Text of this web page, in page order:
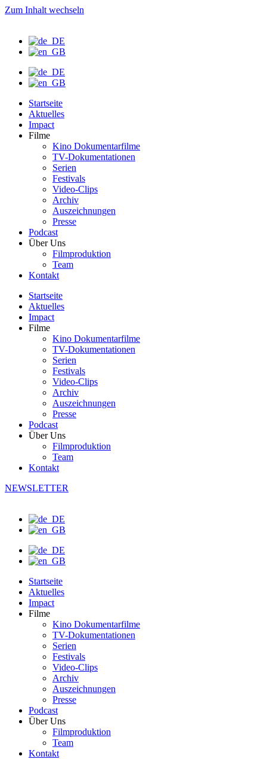
Zum Inhalt wechseln
Startseite
Aktuelles
Impact
Filme
Kino Dokumentarfilme
TV-Dokumentationen
Serien
Festivals
Video-Clips
Archiv
Auszeichnungen
Presse
Podcast
Über Uns
Filmproduktion
Team
Kontakt
Startseite
Aktuelles
Impact
Filme
Kino Dokumentarfilme
TV-Dokumentationen
Serien
Festivals
Video-Clips
Archiv
Auszeichnungen
Presse
Podcast
Über Uns
Filmproduktion
Team
Kontakt
NEWSLETTER
Startseite
Aktuelles
Impact
Filme
Kino Dokumentarfilme
TV-Dokumentationen
Serien
Festivals
Video-Clips
Archiv
Auszeichnungen
Presse
Podcast
Über Uns
Filmproduktion
Team
Kontakt